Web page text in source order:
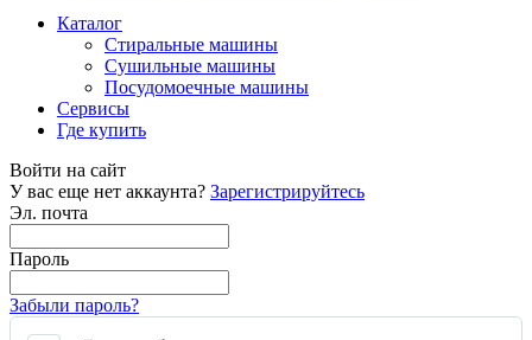
Каталог
Стиральные машины
Сушильные машины
Посудомоечные машины
Сервисы
Где купить
Войти на сайт
У вас еще нет аккаунта? Зарегистрируйтесь
Эл. почта
Пароль
Забыли пароль?